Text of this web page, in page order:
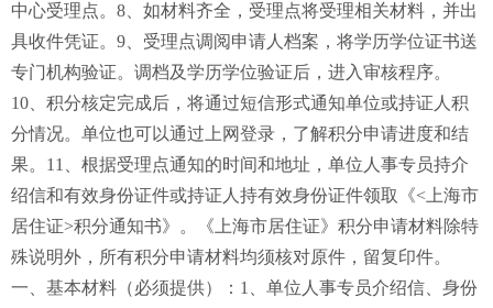
中心受理点。8、如材料齐全，受理点将受理相关材料，并出
具收件凭证。9、受理点调阅申请人档案，将学历学位证书送
专门机构验证。调档及学历学位验证后，进入审核程序。
10、积分核定完成后，将通过短信形式通知单位或持证人积
分情况。单位也可以通过上网登录，了解积分申请进度和结
果。11、根据受理点通知的时间和地址，单位人事专员持介
绍信和有效身份证件或持证人持有效身份证件领取《<上海市
居住证>积分通知书》。《上海市居住证》积分申请材料除特
殊说明外，所有积分申请材料均须核对原件，留复印件。
一、基本材料（必须提供）：1、单位人事专员介绍信、身份